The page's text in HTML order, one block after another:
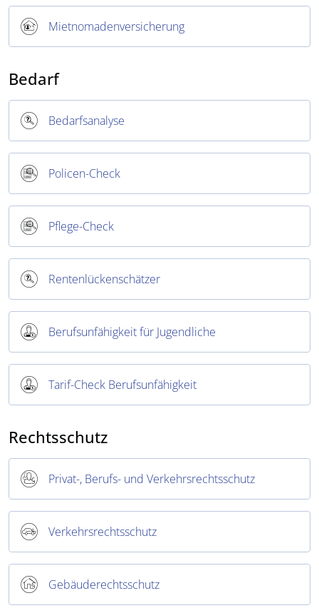
Mietnomadenversicherung
Bedarf
Bedarfsanalyse
Policen-Check
Pflege-Check
Rentenlückenschätzer
Berufsunfähigkeit für Jugendliche
Tarif-Check Berufsunfähigkeit
Rechtsschutz
Privat-, Berufs- und Verkehrsrechtsschutz
Verkehrsrechtsschutz
Gebäuderechtsschutz